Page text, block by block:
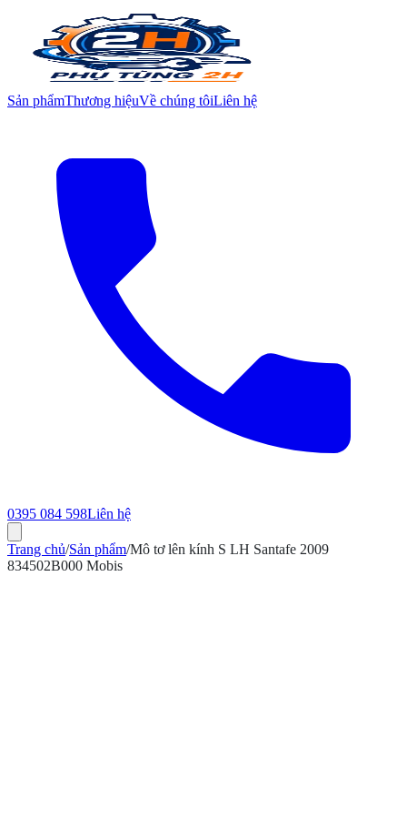
Sản phẩmThương hiệuVề chúng tôiLiên hệ
0395 084 598Liên hệ
Trang chủ/Sản phẩm/Mô tơ lên kính S LH Santafe 2009
834502B000 Mobis